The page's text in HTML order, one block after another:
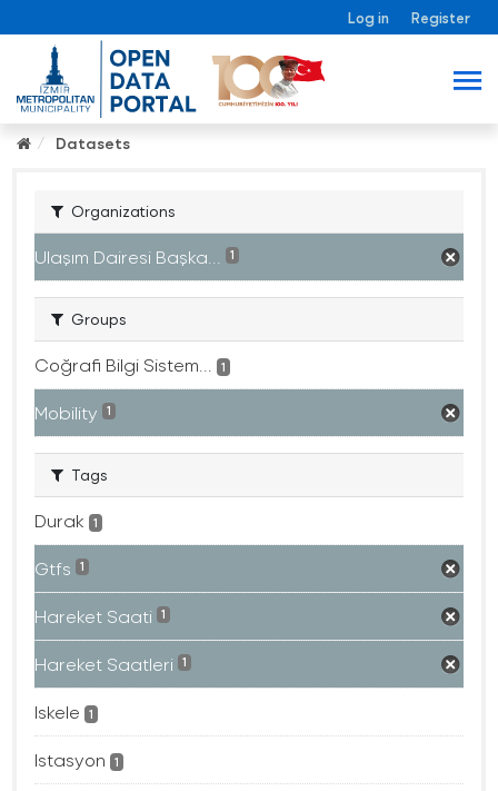
Log in Register
Datasets
Organizations
Ulaşım Dairesi Başka... 1
Groups
Coğrafi Bilgi Sistem... 1
Mobility 1
Tags
Durak 1
Gtfs 1
Hareket Saati 1
Hareket Saatleri 1
Iskele 1
Istasyon 1